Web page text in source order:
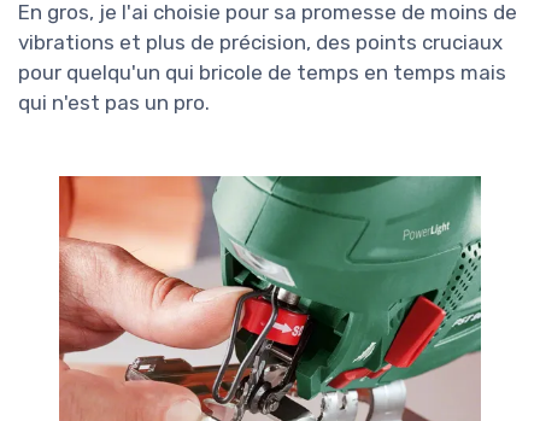
En gros, je l'ai choisie pour sa promesse de moins de
vibrations et plus de précision, des points cruciaux
pour quelqu'un qui bricole de temps en temps mais
qui n'est pas un pro.